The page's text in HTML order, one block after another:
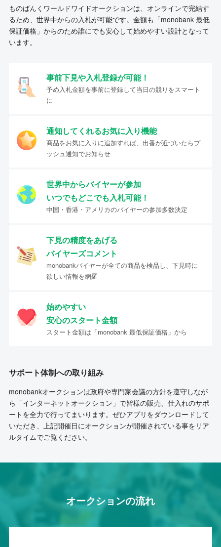
ものばんくワールドワイドオークションは、オンラインで完結す
るため、世界中からの入札が可能です。金額も「monobank 最低
保証価格」からのため誰にでも安心して始めやすい設計となって
います。
事前下見や入札登録が可能！
予め入札金額を事前に登録して当日の競りをスマート
に
通知してくれるお気に入り機能
商品をお気に入りに追加すれば、出番が近づいたらプ
ッシュ通知でお知らせ
世界中からバイヤーが参加
いつでもどこでも入札可能！
中国・香港・アメリカのバイヤーの参加多数決定
下見の精度をあげる
バイヤーズコメント
monobankバイヤーが全ての商品を検品し、下見時に
欲しい情報を網羅
始めやすい
安心のスタート金額
スタート金額は「monobank 最低保証価格」から
サポート体制への取り組み
monobankオークションは政府や専門家会議の方針を遵守しなが
ら「インターネットオークション」で皆様の販売、仕入れのサポ
ートを全力で行ってまいります。ぜひアプリをダウンロードして
いただき、上記開催日にオークションが開催されている事をリア
ルタイムでご覧ください。
オークションの流れ